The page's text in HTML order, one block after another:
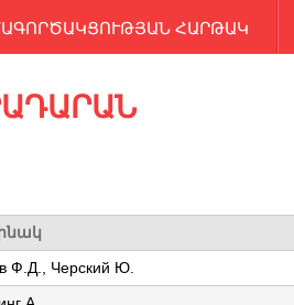
ՀԱՐԹԱԿ
Ф.Д., Черский Ю.